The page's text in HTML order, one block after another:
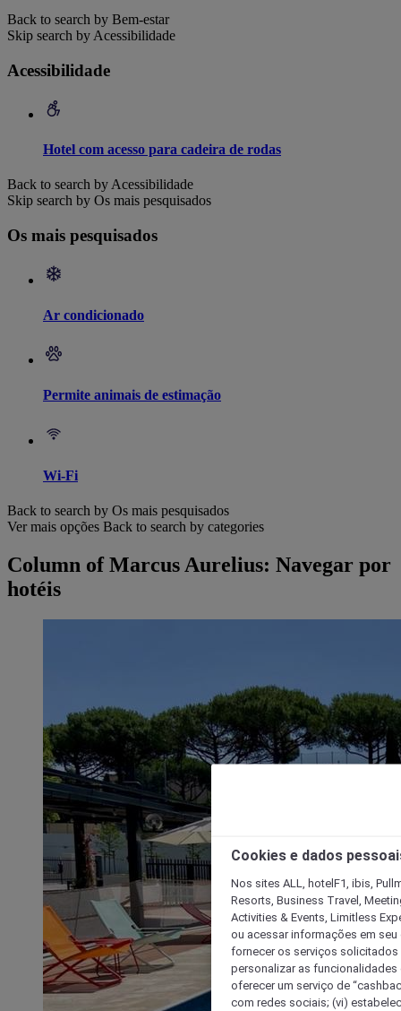
Back to search by Bem-estar
Skip search by Acessibilidade
Acessibilidade
Hotel com acesso para cadeira de rodas
Back to search by Acessibilidade
Skip search by Os mais pesquisados
Os mais pesquisados
Ar condicionado
Permite animais de estimação
Wi-Fi
Back to search by Os mais pesquisados
Ver mais opções Back to search by categories
Column of Marcus Aurelius: Navegar por
hotéis
Cookies e dados
Nos sites ALL, hotelF1, ibis,
Resorts, Business Travel,
Activities & Events, Limitless
ou acessar informações em
fornecer os serviços solicitados
personalizar as
oferecer um serviço de
com redes sociais; (vi)